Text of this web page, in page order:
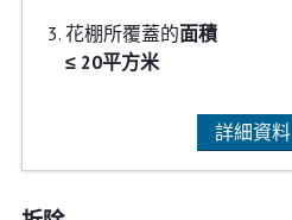
花棚所覆蓋的面積
≤ 20平方米
詳細資料